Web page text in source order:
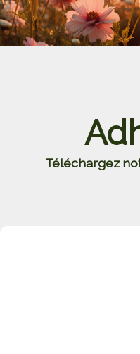
Téléchargez